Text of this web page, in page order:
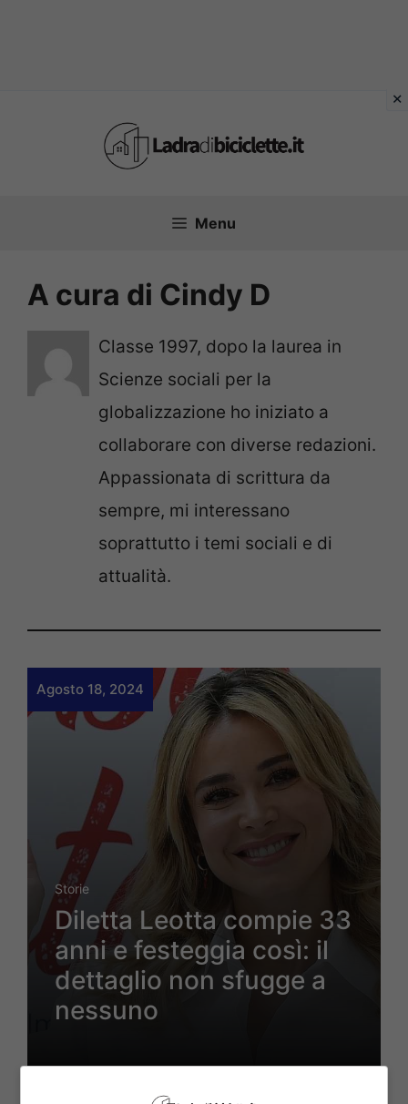
Menu
A cura di Cindy D
Classe 1997, dopo la laurea in
Scienze sociali per la
globalizzazione ho iniziato a
collaborare con diverse redazioni.
Appassionata di scrittura da
sempre, mi interessano
soprattutto i temi sociali e di
attualità.
Agosto 18, 2024
Storie
Diletta Leotta compie 33
anni e festeggia così: il
dettaglio non sfugge a
nessuno